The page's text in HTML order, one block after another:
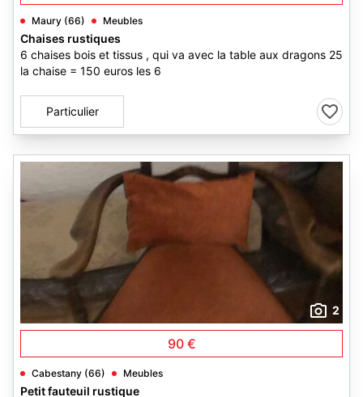
Maury (66) Meubles
Chaises rustiques
6 chaises bois et tissus , qui va avec la table aux dragons 25
la chaise = 150 euros les 6
Particulier
2
90 €
Cabestany (66) Meubles
Petit fauteuil rustique